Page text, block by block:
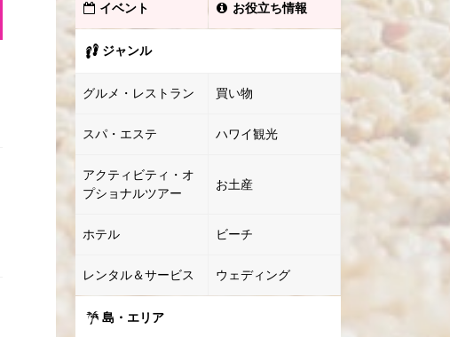
イベント お役立ち情報
ジャンル
グルメ・レストラン 買い物
スパ・エステ ハワイ観光
アクティビティ・オ
プショナルツアー
お土産
ホテル ビーチ
レンタル＆サービス ウェディング
島・エリア